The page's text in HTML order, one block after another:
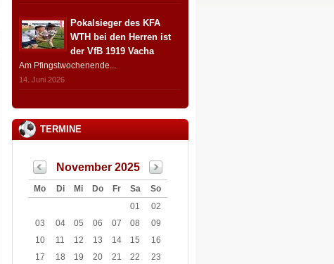
Pokalsieger des KFA
WTH bei den Herren ist
der VfB 1919 Vacha
Am Pfingstwochenende...
14. Juni 2026
TERMINE
November 2025
Mo Di Mi Do Fr Sa
So
01
02
03
04 05 06 07 08
09
10
11 12 13 14 15
16
17
18 19 20 21 22
23